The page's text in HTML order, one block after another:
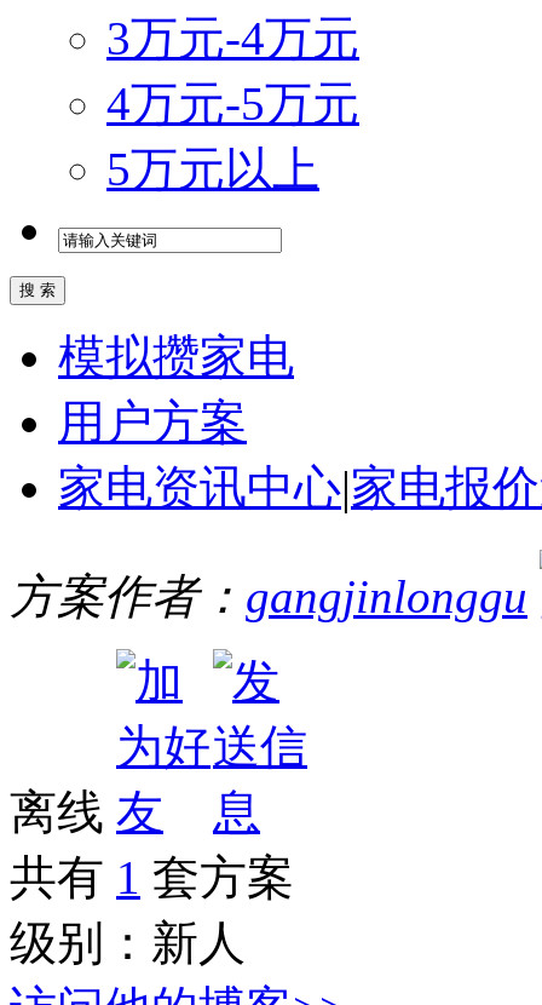
3万元-4万元
4万元-5万元
5万元以上
模拟攒家电
用户方案
家电资讯中心|家电报
方案作者： gangjinlonggu
离线
共有 1 套方案
级别： 新人